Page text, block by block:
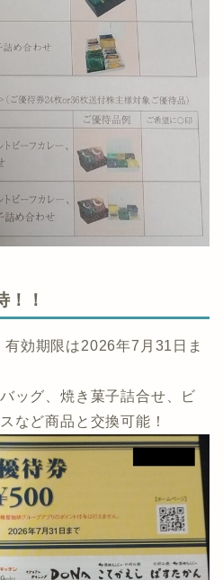
！！
効期限は2026年7月31日ま
ッグ、焼き菓子詰合せ、ビ
など商品と交換可能！